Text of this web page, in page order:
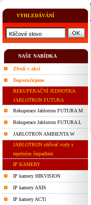
VYHLEDÁVÁNÍ
NAŠE NABÍDKA
Zboží v akci
Doporučujeme
REKUPERAČNÍ JEDNOTKA
JABLOTRON FUTURA
Rekuperace Jablotron FUTURA M
Rekuperace Jablotron FUTURA L
JABLOTRON AMBIENTA W
JABLOTRON ohřívač vody s
tepelným čerpadlem
IP KAMERY
IP kamery HIKVISION
IP kamery AXIS
IP kamery ACTi